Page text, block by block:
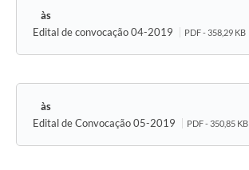
Edital de convocação 04-2019 PDF - 358,29 KB
Edital de Convocação 05-2019 PDF - 350,85 KB